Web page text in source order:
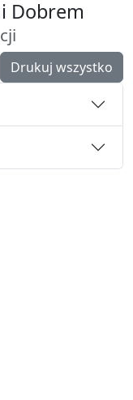
Dobrem
Drukuj wszystko